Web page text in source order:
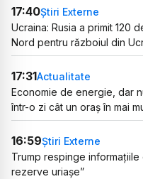
17:40Știri Externe
Ucraina: Rusia a primit 120
Nord pentru războiul din
17:31Actualitate
Economie de energie, dar
într-o zi cât un oraș în mai
16:59Știri Externe
Trump respinge informațiile
rezerve uriașe”